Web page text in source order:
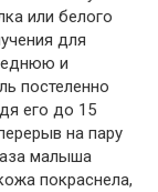
или белого
для
и
постеленно
его до 15
на пару
малыша
покраснела,